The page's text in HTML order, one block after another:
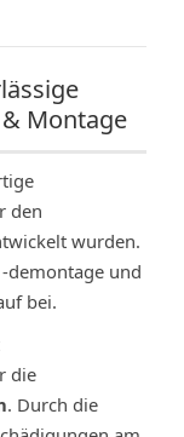
Montage
den
wurden.
demontage und
bei.
die
. Durch die